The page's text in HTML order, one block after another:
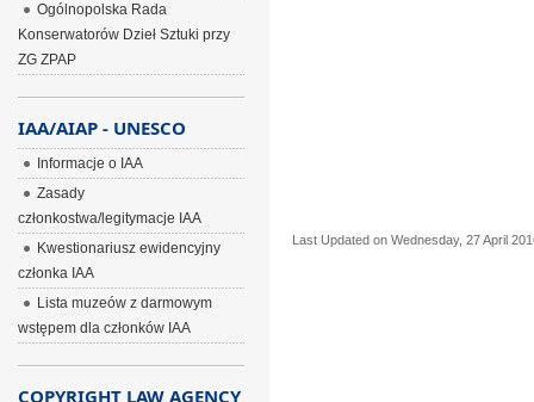
Last Updated on Wednesday, 27 April
Ogólnopolska Rada
Konserwatorów Dzieł Sztuki przy
ZG ZPAP
IAA/AIAP - UNESCO
Informacje o IAA
Zasady
członkostwa/legitymacje IAA
Kwestionariusz ewidencyjny
członka IAA
Lista muzeów z darmowym
wstępem dla członków IAA
COPYRIGHT LAW AGENCY